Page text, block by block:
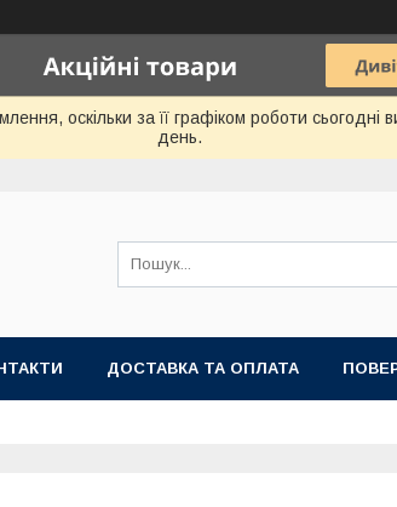
оскільки за її графіком роботи
день.
ДОСТАВКА ТА ОПЛАТА